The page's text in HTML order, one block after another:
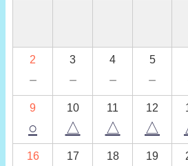
2
－
3
－
4
－
5
－
9
○
10
△
11
△
12
△
16 17 18 19